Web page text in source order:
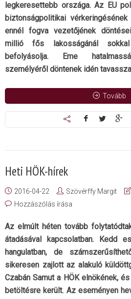
legkeresettebb országa. Az EU
biztonságpolitikai
ennél fogva vezetőjének
millió fős lakosságánál
befolyásolja. Eme
személyéről döntenek idén
Tovább
Heti HÖK-hírek
2016-04-22 Szövérffy Margit
Hozzászólás írása
Az elmúlt héten tovább
átadásával kapcsolatban. Kedd
hangulatban, de
sikeresen zajlott az alakuló
Czabán Samut a HÖK elnökének,
betöltésre került. Az eseményen